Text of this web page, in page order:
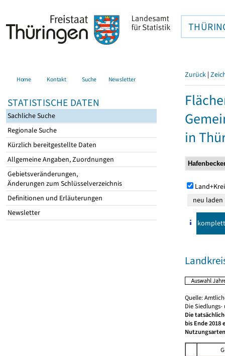
Home Kontakt Suche Newsletter
STATISTISCHE DATEN
Sachliche Suche
Regionale Suche
Kürzlich bereitgestellte Daten
Allgemeine Angaben, Zuordnungen
Gebietsveränderungen,
Änderungen zum Schlüsselverzeichnis
Definitionen und Erläuterungen
Newsletter
Zurück |
in
komplett
Quelle:
Die
Die
bis Ende